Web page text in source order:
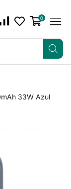
0
33W Azul